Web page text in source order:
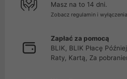
Masz na to 14 dni.
Zobacz regulamin i
Zapłać za pomocą
BLIK, BLIK Płacę
Raty, Kartą, Za